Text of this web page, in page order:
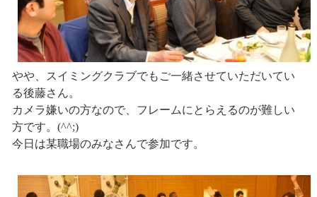
やや、スイミングクラブでもご一緒させていただいてい
る後藤さん。
カメラ嫌いの方なので、フレームにとらえるのが難しい
方です。(^^;)
今日は某職場のみなさんで参加です。